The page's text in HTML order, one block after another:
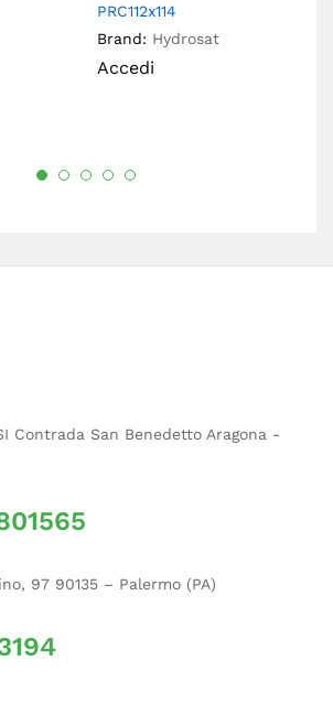
PRC112x114
Brand: Hydrosat
Accedi
Contrada San Benedetto Aragona -
97 90135 – Palermo (PA)